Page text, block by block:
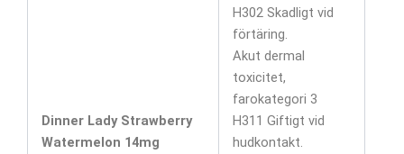
Dinner Lady Strawberry
Watermelon 14mg
H302 Skadligt vid
förtäring.
Akut dermal
toxicitet,
farokategori 3
H311 Giftigt vid
hudkontakt.